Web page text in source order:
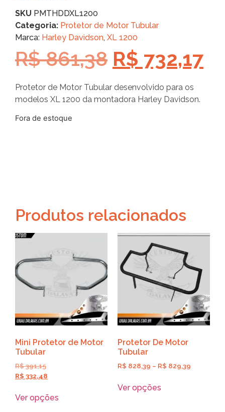
SKU PMTHDDXL1200
Categoria: Protetor de Motor Tubular
Marca: Harley Davidson, XL 1200
R$861,38 R$ 732,17
Protetor de Motor Tubular desenvolvido para os
modelos XL 1200 da montadora Harley Davidson.
Fora de estoque
Produtos relacionados
Mini Protetor de Motor
Tubular
R$391,15
R$ 332,48
Ver opções
Protetor De Motor
Tubular
R$ 828,39 – R$ 829,39
Ver opções